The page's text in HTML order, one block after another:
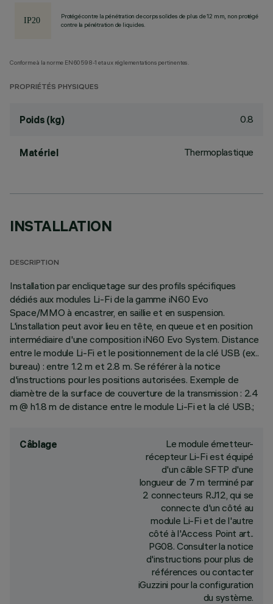
Protégé contre la pénétration de corps solides de plus de 12 mm, non protégé
contre la pénétration de liquides.
Conforme à la norme EN60598-1 et aux réglementations pertinentes.
PROPRIÉTÉS PHYSIQUES
Poids (kg) 0.8
Matériel Thermoplastique
INSTALLATION
DESCRIPTION
Installation par encliquetage sur des profils spécifiques
dédiés aux modules Li-Fi de la gamme iN60 Evo
Space/MMO à encastrer, en saillie et en suspension.
L'installation peut avoir lieu en tête, en queue et en position
intermédiaire d'une composition iN60 Evo System. Distance
entre le module Li-Fi et le positionnement de la clé USB (ex..
bureau) : entre 1.2 m et 2.8 m. Se référer à la notice
d'instructions pour les positions autorisées. Exemple de
diamètre de la surface de couverture de la transmission : 2.4
m @ h1.8 m de distance entre le module Li-Fi et la clé USB.;
Câblage
Le module émetteur-
récepteur Li-Fi est équipé
d'un câble SFTP d'une
longueur de 7 m terminé par
2 connecteurs RJ12, qui se
connecte d'un côté au
module Li-Fi et de l'autre
côté à l'Access Point art..
PG08. Consulter la notice
d'instructions pour plus de
références ou contacter
iGuzzini pour la configuration
du système.